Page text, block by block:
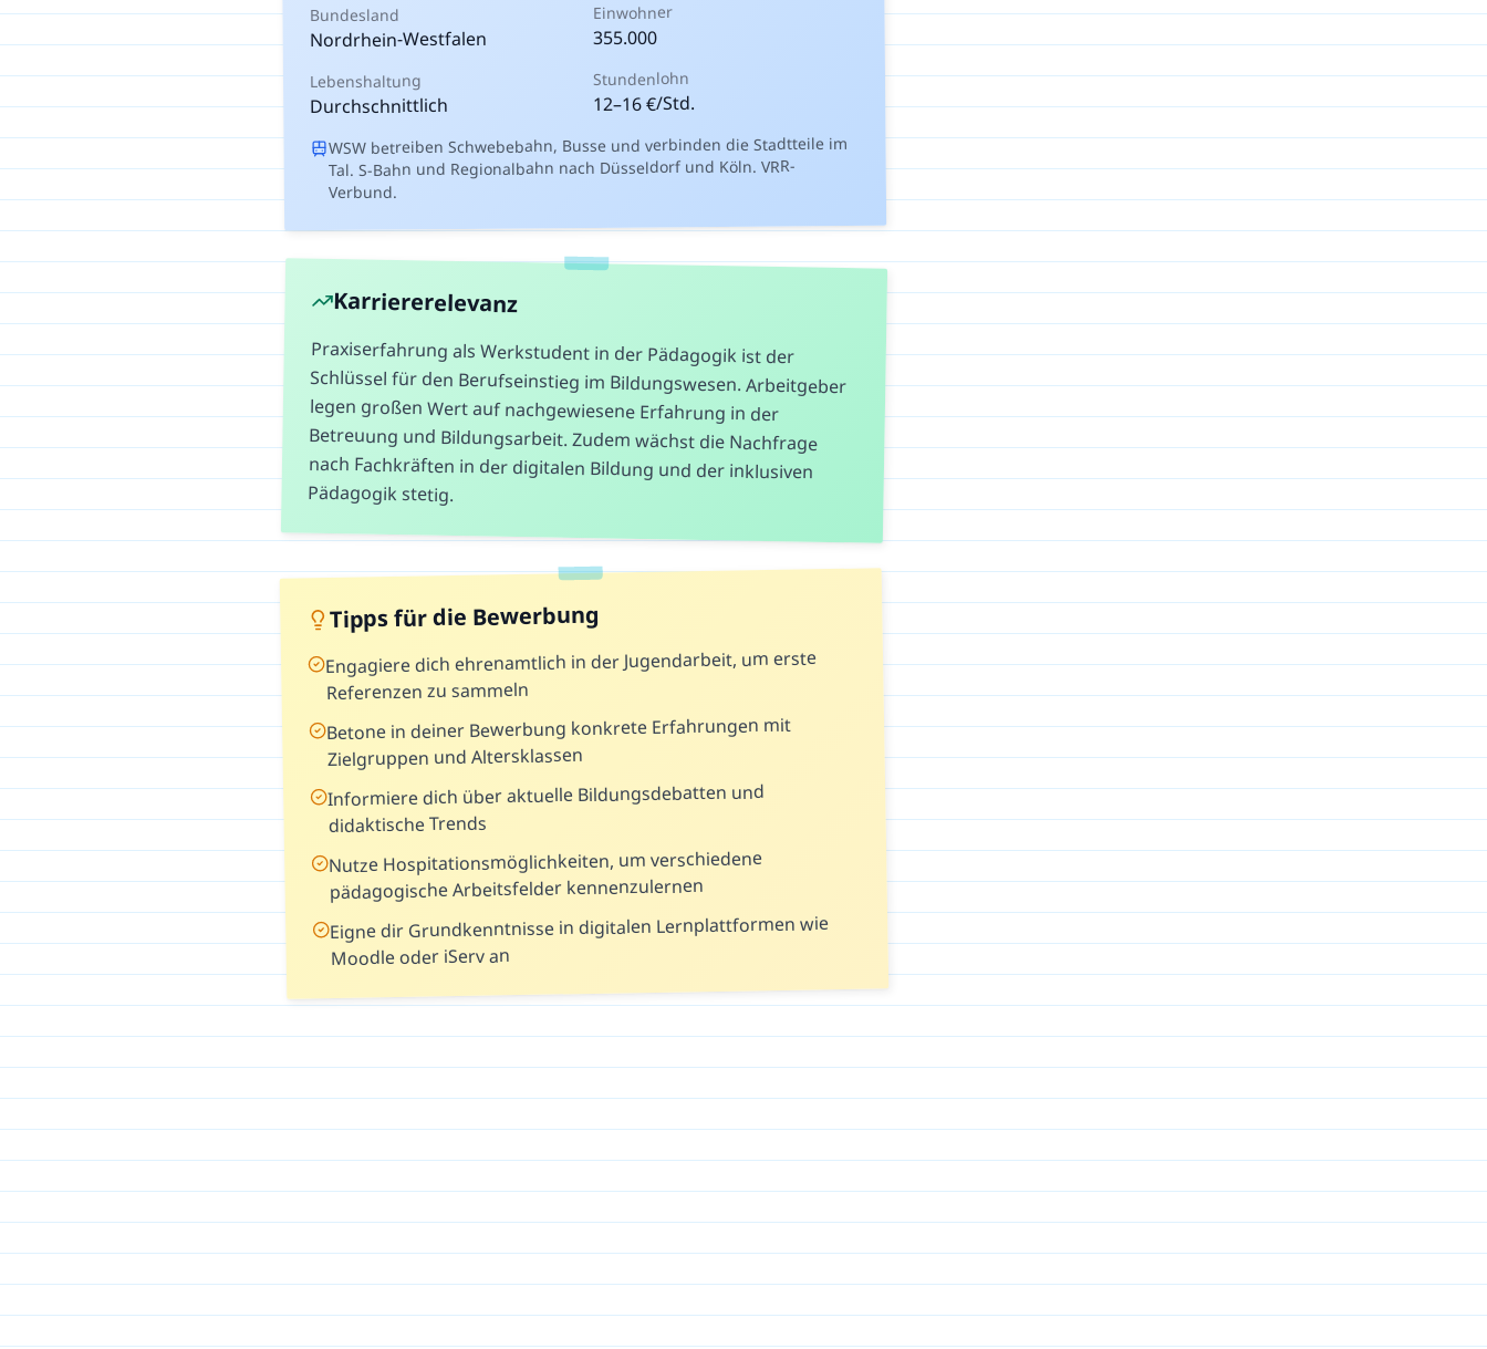
Bundesland
Nordrhein-Westfalen
Einwohner
355.000
Lebenshaltung
Durchschnittlich
Stundenlohn
12–16€/Std.
WSW betreiben Schwebebahn, Busse und verbinden die Stadtteile im
Tal. S-Bahn und Regionalbahn nach Düsseldorf und Köln. VRR-
Verbund.
Karriererelevanz
Praxiserfahrung als Werkstudent in der Pädagogik ist der
Schlüssel für den Berufseinstieg im Bildungswesen. Arbeitgeber
legen großen Wert auf nachgewiesene Erfahrung in der
Betreuung und Bildungsarbeit. Zudem wächst die Nachfrage
nach Fachkräften in der digitalen Bildung und der inklusiven
Pädagogik stetig.
Tipps für die Bewerbung
Engagiere dich ehrenamtlich in der Jugendarbeit, um erste
Referenzen zu sammeln
Betone in deiner Bewerbung konkrete Erfahrungen mit
Zielgruppen und Altersklassen
Informiere dich über aktuelle Bildungsdebatten und
didaktische Trends
Nutze Hospitationsmöglichkeiten, um verschiedene
pädagogische Arbeitsfelder kennenzulernen
Eigne dir Grundkenntnisse in digitalen Lernplattformen wie
Moodle oder iServ an